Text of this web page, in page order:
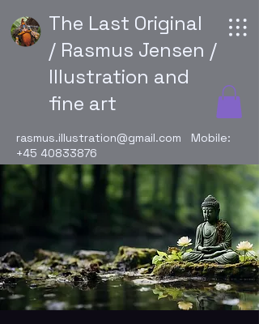
The Last Original
/ Rasmus Jensen /
Illustration and
fine art
rasmus.illustration@gmail.com Mobile:
+45 40833876